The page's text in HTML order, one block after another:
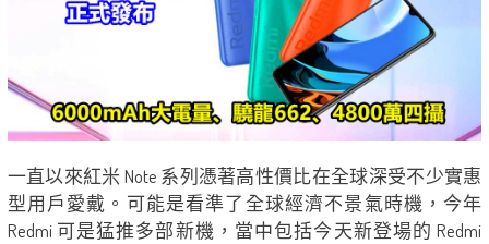
一直以來紅米 Note 系列憑著高性價比在全球深受不少實惠
型用戶愛戴。可能是看準了全球經濟不景氣時機，今年
Redmi 可是猛推多部新機，當中包括今天新登場的 Redmi